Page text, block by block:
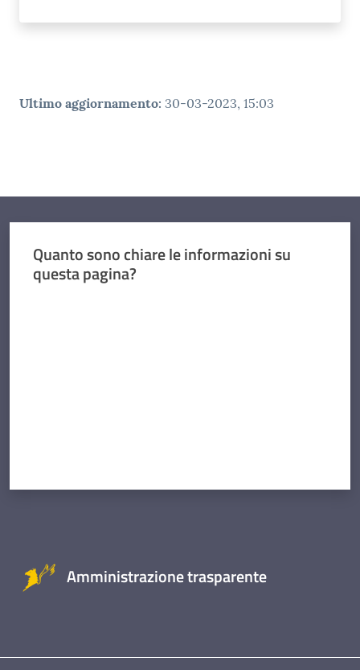
Ultimo aggiornamento: 30-03-2023, 15:03
Quanto sono chiare le informazioni su
questa pagina?
Amministrazione trasparente